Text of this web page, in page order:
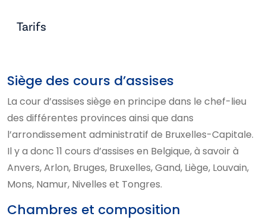
Tarifs
Siège des cours d’assises
La cour d’assises siège en principe dans le chef-lieu
des différentes provinces ainsi que dans
l’arrondissement administratif de Bruxelles-Capitale.
Il y a donc 11 cours d’assises en Belgique, à savoir à
Anvers, Arlon, Bruges, Bruxelles, Gand, Liège, Louvain,
Mons, Namur, Nivelles et Tongres.
Chambres et composition